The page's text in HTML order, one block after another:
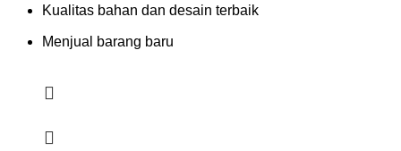
Kualitas bahan dan desain terbaik
Menjual barang baru